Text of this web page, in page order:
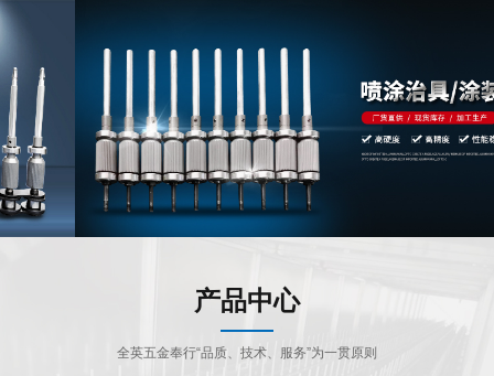
产品中心
全英五金奉行“品质、技术、服务”为一贯原则